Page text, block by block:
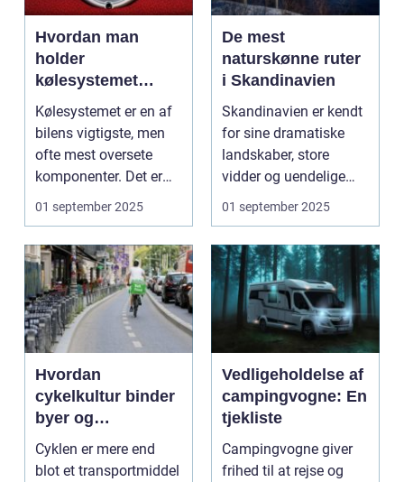
Hvordan man
holder
kølesystemet
effektivt
Kølesystemet er en af
bilens vigtigste, men
ofte mest oversete
komponenter. Det er
ansvarligt...
01 september 2025
De mest
naturskønne ruter
i Skandinavien
Skandinavien er kendt
for sine dramatiske
landskaber, store
vidder og uendelige
naturoplevelser. Fra...
01 september 2025
Hvordan
cykelkultur binder
byer og
mennesker
sammen
Cyklen er mere end
blot et transportmiddel
Vedligeholdelse af
campingvogne: En
tjekliste
Campingvogne giver
frihed til at rejse og